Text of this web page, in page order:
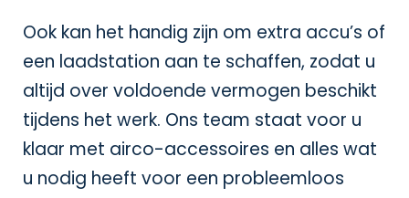
Ook kan het handig zijn om extra accu’s of
een laadstation aan te schaffen, zodat u
altijd over voldoende vermogen beschikt
tijdens het werk. Ons team staat voor u
klaar met airco-accessoires en alles wat
u nodig heeft voor een probleemloos